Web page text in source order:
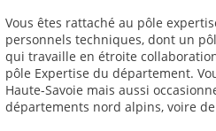
Vous êtes rattaché au pôle
personnels techniques, dont un
qui travaille en étroite
pôle Expertise du département.
Haute-Savoie mais aussi
départements nord alpins, voire